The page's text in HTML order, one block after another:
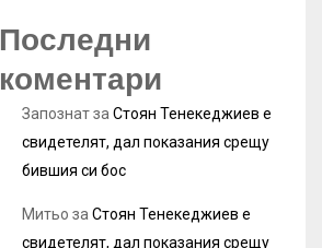
Последни
коментари
Запознатза Стоян Тенекеджиев е
свидетелят, дал показания срещу
бившия си бос
Митьо за Стоян Тенекеджиев е
свидетелят, дал показания срещу